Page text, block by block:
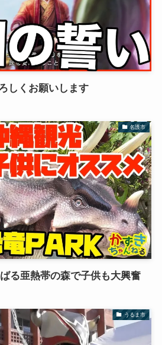
しくお願いします
名護市
る亜熱帯の森で子供も大興奮
うるま市